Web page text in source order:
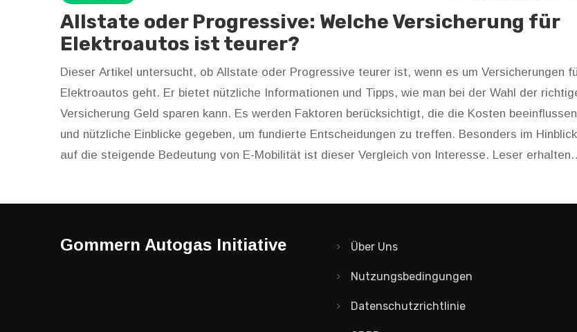
Allstate oder Progressive: Welche Versicherung für
Elektroautos ist teurer?
Dieser Artikel untersucht, ob Allstate oder Progressive teurer ist, wenn es um Versicherungen
Elektroautos geht. Er bietet nützliche Informationen und Tipps, wie man bei der Wahl der
Versicherung Geld sparen kann. Es werden Faktoren berücksichtigt, die die Kosten beeinflussen
und nützliche Einblicke gegeben, um fundierte Entscheidungen zu treffen. Besonders im Hinblick
auf die steigende Bedeutung von E-Mobilität ist dieser Vergleich von Interesse. Leser erhalten
Gommern Autogas Initiative Über Uns
Nutzungsbedingungen
Datenschutzrichtlinie